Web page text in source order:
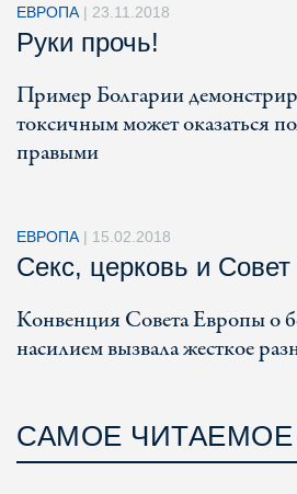
ЕВРОПА | 23.11.2018
Руки прочь!
Пример Болгарии
токсичным может оказаться
правыми
ЕВРОПА | 15.02.2018
Секс, церковь и
Конвенция Совета Европы о
насилием вызвала жесткое
САМОЕ ЧИТАЕМОЕ